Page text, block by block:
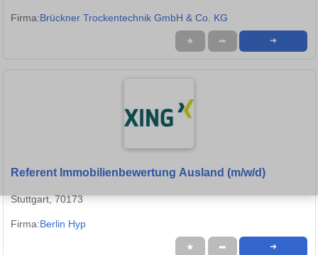
Firma:Brückner Trockentechnik GmbH & Co. KG
★ ➦ ➜
Referent Immobilienbewertung Ausland (m/w/d)
Stuttgart, 70173
Firma:Berlin Hyp
★ ➦ ➜